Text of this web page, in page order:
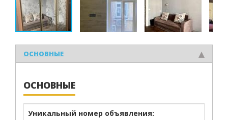
ОСНОВНЫЕ
ОСНОВНЫЕ
Уникальный номер объявления: